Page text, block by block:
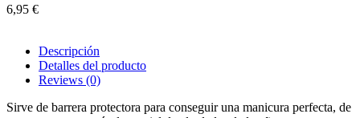
6,95 €
Descripción
Detalles del producto
Reviews (0)
Sirve de barrera protectora para conseguir una manicura perfecta, de